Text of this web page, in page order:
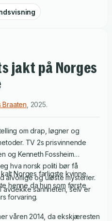
jakt på Norges
Braaten 2025.
om drap, løgner og
TV 2s prisvinnende
og Kenneth Fossheim
hva norsk politi bør få
alvorlige og uløste mysterier.
avdekke sannheten, selv er
Norges farligste kvinne,
henne da hun som første
forvaring.
våren 2014, da ekskjæresten